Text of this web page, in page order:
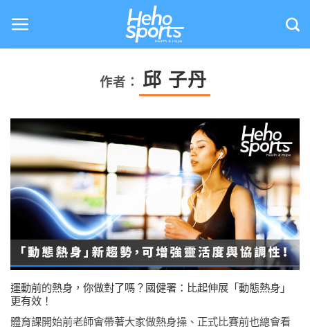
content
作者： 邱 子丹
運動前的熱身，你做對了嗎？國健署：比起伸展「動態熱身」
更有效！
體育課開始前老師會帶著大家做熱身操、正式比賽前也總會看